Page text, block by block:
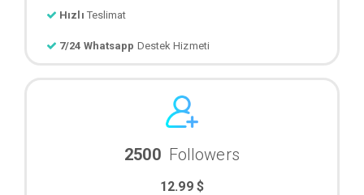
Hızlı Teslimat
7/24 Whatsapp Destek Hizmeti
2500 Followers
12.99 $